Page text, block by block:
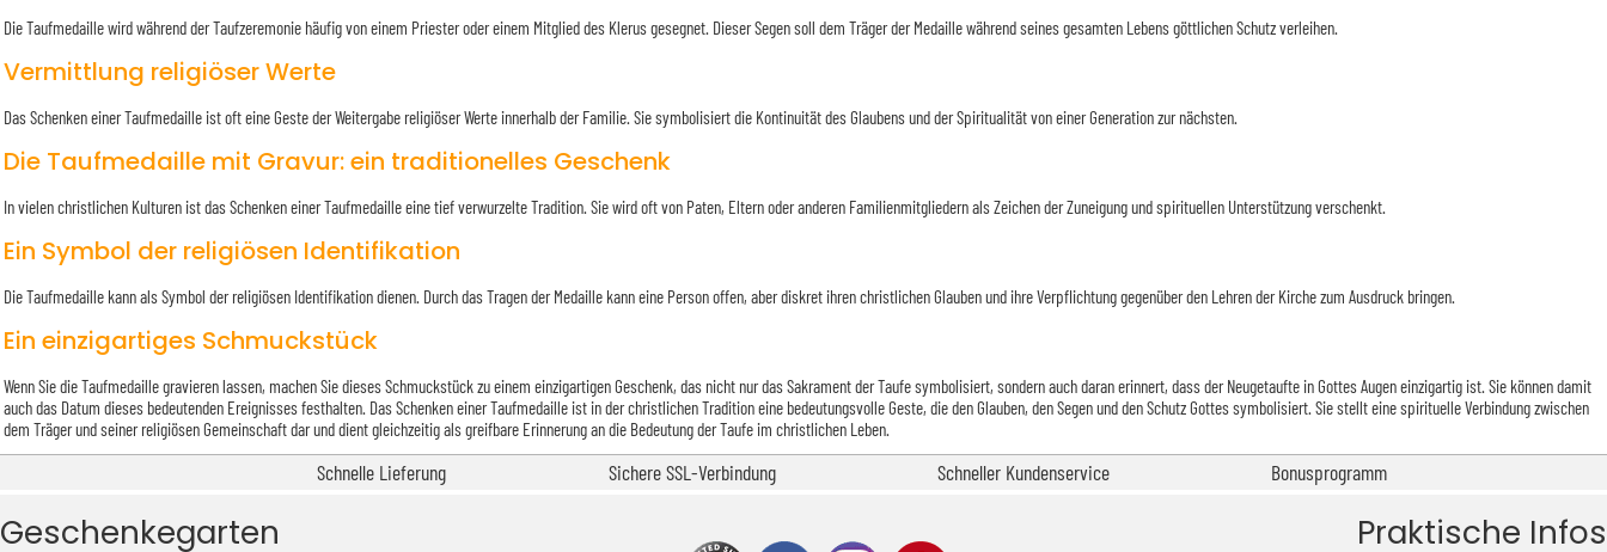
Die Taufmedaille wird während der Taufzeremonie häufig von einem Priester oder einem Mitglied des Klerus gesegnet. Dieser Segen soll dem Träger der Medaille während seines gesamten Lebens göttlichen Schutz verleihen.
Vermittlung religiöser Werte
Das Schenken einer Taufmedaille ist oft eine Geste der Weitergabe religiöser Werte innerhalb der Familie. Sie symbolisiert die Kontinuität des Glaubens und der Spiritualität von einer Generation zur nächsten.
Die Taufmedaille mit Gravur: ein traditionelles Geschenk
In vielen christlichen Kulturen ist das Schenken einer Taufmedaille eine tief verwurzelte Tradition. Sie wird oft von Paten, Eltern oder anderen Familienmitgliedern als Zeichen der Zuneigung und spirituellen Unterstützung verschenkt.
Ein Symbol der religiösen Identifikation
Die Taufmedaille kann als Symbol der religiösen Identifikation dienen. Durch das Tragen der Medaille kann eine Person offen, aber diskret ihren christlichen Glauben und ihre Verpflichtung gegenüber den Lehren der Kirche zum Ausdruck bringen.
Ein einzigartiges Schmuckstück
Wenn Sie die Taufmedaille gravieren lassen, machen Sie dieses Schmuckstück zu einem einzigartigen Geschenk, das nicht nur das Sakrament der Taufe symbolisiert, sondern auch daran erinnert, dass der Neugetaufte in Gottes Augen einzigartig ist. Sie können damit
auch das Datum dieses bedeutenden Ereignisses festhalten. Das Schenken einer Taufmedaille ist in der christlichen Tradition eine bedeutungsvolle Geste, die den Glauben, den Segen und den Schutz Gottes symbolisiert. Sie stellt eine spirituelle Verbindung zwischen
dem Träger und seiner religiösen Gemeinschaft dar und dient gleichzeitig als greifbare Erinnerung an die Bedeutung der Taufe im christlichen Leben.
Schnelle Lieferung Sichere SSL-Verbindung Schneller Kundenservice Bonusprogramm
Geschenkegarten Praktische Infos